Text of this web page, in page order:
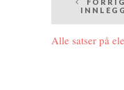
INNLEGG
Alle satser på